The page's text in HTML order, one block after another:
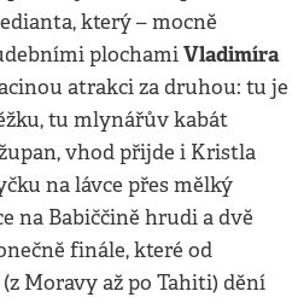
který – mocně
plochamiVladimíra
atrakci za druhou: tu je
tu mlynářův kabát
vhod přijde i Kristla
na lávce přes mělký
na Babiččině hrudi a dvě
finále, které od
Moravy až po Tahiti) dění